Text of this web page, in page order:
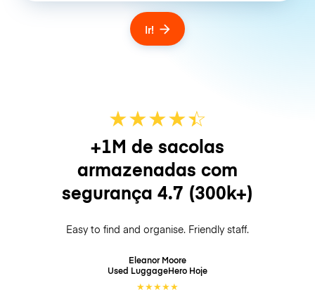
Ir!
★★★★☆
★
+1M de sacolas
armazenadas com
segurança 4.7 (300k+)
Easy to find and organise. Friendly staff.
Eleanor Moore
Used LuggageHero Hoje
★★★★★